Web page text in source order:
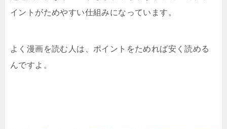
イントがためやすい仕組みになっています。
よく漫画を読む人は、ポイントをためれば安く読める
んですよ。